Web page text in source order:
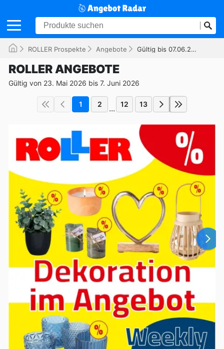
ROLLER Prospekte Angebote Gültig bis 07.06.2026
ROLLER ANGEBOTE
Gültig von 23. Mai 2026 bis 7. Juni 2026
1 2 ... 12 13